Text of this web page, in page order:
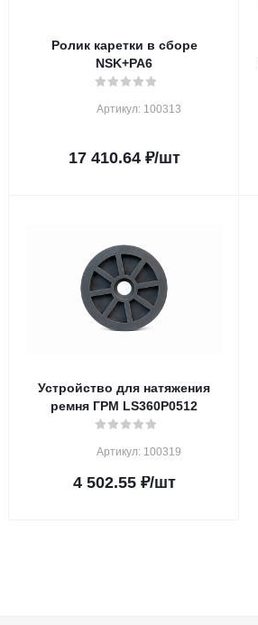
Ролик каретки в сборе
NSK+PA6
Артикул: 100313
17 410.64₽/шт
Устройство для натяжения
ремня ГРМ LS360P0512
Артикул: 100319
4 502.55₽/шт